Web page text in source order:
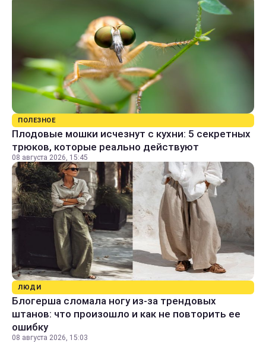
ПОЛЕЗНОЕ
Плодовые мошки исчезнут с кухни: 5 секретных
трюков, которые реально действуют
08 августа 2026, 15:45
ЛЮДИ
Блогерша сломала ногу из-за трендовых
штанов: что произошло и как не повторить ее
ошибку
08 августа 2026, 15:03